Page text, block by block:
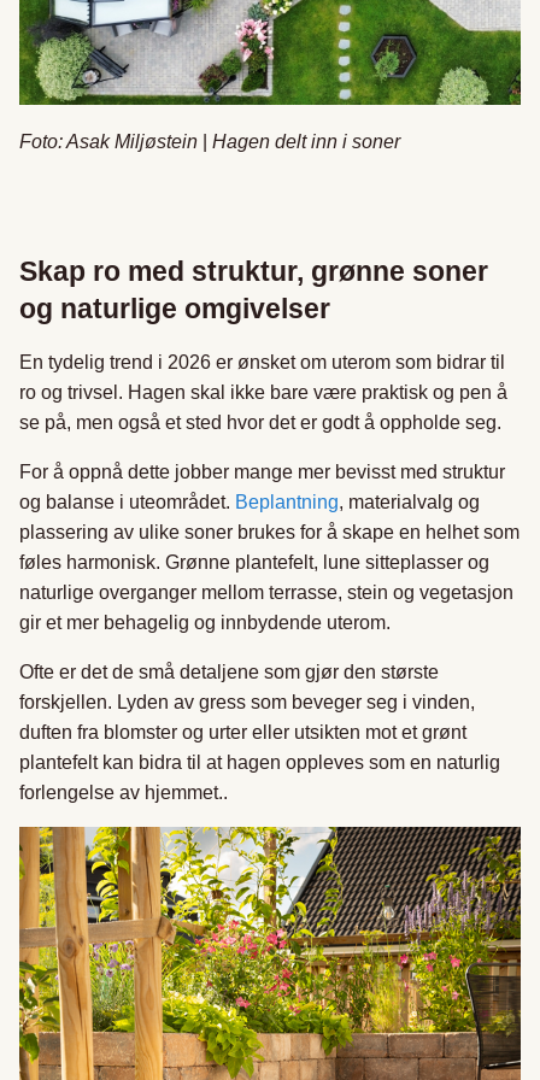
Foto: Asak Miljøstein Hagen delt inn i soner
Skap ro med struktur, grønne soner
og naturlige omgivelser
En tydelig trend i 2026 er ønsket om uterom som bidrar til
ro og trivsel. Hagen skal ikke bare være praktisk og pen å
se på, men også et sted hvor det er godt å oppholde seg.
For å oppnå dette jobber mange mer bevisst med struktur
og balanse i uteområdet. Beplantning, materialvalg og
plassering av ulike soner brukes for å skape en helhet som
føles harmonisk. Grønne plantefelt, lune sitteplasser og
naturlige overganger mellom terrasse, stein og vegetasjon
gir et mer behagelig og innbydende uterom.
Ofte er det de små detaljene som gjør den største
forskjellen. Lyden av gress som beveger seg i vinden,
duften fra blomster og urter eller utsikten mot et grønt
plantefelt kan bidra til at hagen oppleves som en naturlig
forlengelse av hjemmet..